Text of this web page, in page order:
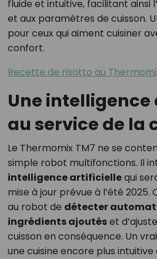
fluide et intuitive, facilitant ainsi
et aux paramètres de cuisson.
pour ceux qui aiment cuisiner
confort.
Recette de risotto au
Une
au service de la
Le Thermomix TM7 ne se
simple robot multifonctions. Il
intelligence artificiellequi
mise à jour prévue à l’été
au robot de détecter
ingrédients ajoutéset
cuisson en conséquence. Un
une cuisine encore plus